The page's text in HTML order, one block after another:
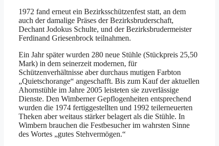
1972 fand erneut ein Bezirksschützenfest statt, an dem
auch der damalige Präses der Bezirksbruderschaft,
Dechant Jodokus Schulte, und der Bezirksbrudermeister
Ferdinand Griesenbrock teilnahmen.
Ein Jahr später wurden 280 neue Stühle (Stückpreis 25,50
Mark) in dem seinerzeit modernen, für
Schützenverhältnisse aber durchaus mutigen Farbton
„Quietsch­orange“ angeschafft. Bis zum Kauf der aktuellen
Ahornstühle im Jahre 2005 leisteten sie zuverlässige
Dienste. Den Wimberner Gepflogenheiten entsprechend
wurden die 1974 fertiggestellten und 1992 teilerneuerten
Theken aber weitaus stärker belagert als die Stühle. In
Wimbern brauchen die Festbesucher im wahrsten Sinne
des Wortes „gutes Stehvermögen.“